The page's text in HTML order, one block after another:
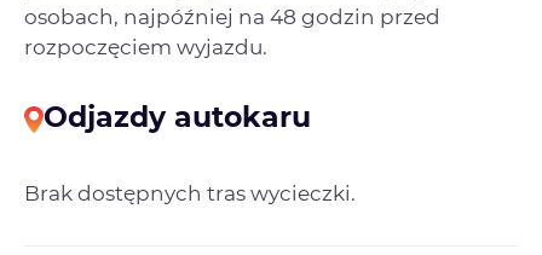
osobach, najpóźniej na 48 godzin przed
rozpoczęciem wyjazdu.
Odjazdy autokaru
Brak dostępnych tras wycieczki.